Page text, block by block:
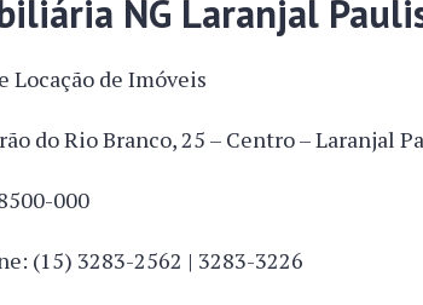
NG Laranjal
Locação de Imóveis
do Rio Branco, 25 – Centro – Laranjal
000
(15) 3283-2562 | 3283-3226